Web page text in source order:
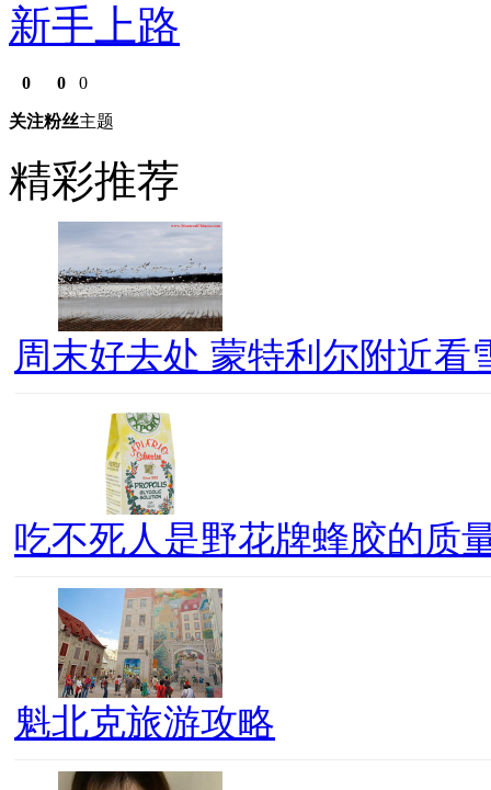
新手上路
0
关注
0
粉丝
0
主题
精彩推荐
周末好去处 蒙特利尔附近看
吃不死人是野花牌蜂胶的质
魁北克旅游攻略